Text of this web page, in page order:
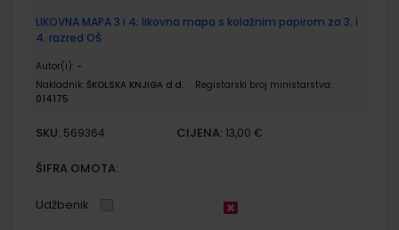
LIKOVNA MAPA 3 i 4; likovna mapa s kolažnim papirom za 3. i
4. razred OŠ
Autor(i): -
Nakladnik: ŠKOLSKA KNJIGA d.d.
Registarski broj ministarstva:
014175
SKU: 569364 CIJENA: 13,00 €
ŠIFRA OMOTA:
Udžbenik